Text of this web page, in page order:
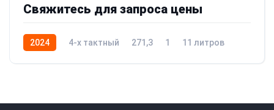
Свяжитесь для запроса цены
2024 4-x тактный 271,3 1
11 литров